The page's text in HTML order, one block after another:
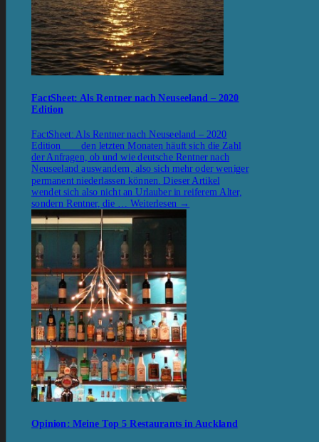
FactSheet: Als Rentner nach Neuseeland – 2020
Edition
FactSheet: Als Rentner nach Neuseeland – 2020
Edition den letzten Monaten häuft sich die Zahl
der Anfragen, ob und wie deutsche Rentner nach
Neuseeland auswandern, also sich mehr oder weniger
permanent niederlassen können. Dieser Artikel
wendet sich also nicht an Urlauber in reiferem Alter,
sondern Rentner, die … Weiterlesen →
Opinion: Meine Top 5 Restaurants in Auckland